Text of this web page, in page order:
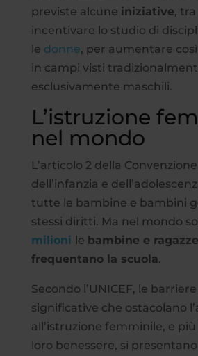
previste alcune iniziative,
incentivare lo studio di
le donne, per aumentare
in campi visti
esclusivamente maschili.
L’istruzione
nel mondo
L’articolo 2 della
dell’infanzia e
tutte le bambine e bambini
stessi diritti. Ma nel mondo
milioni le bambine e ragazze
frequentano la scuola.
Secondo l’UNICEF, le
significative che ostacolano
all’istruzione femminile, e
loro benessere, si presentano